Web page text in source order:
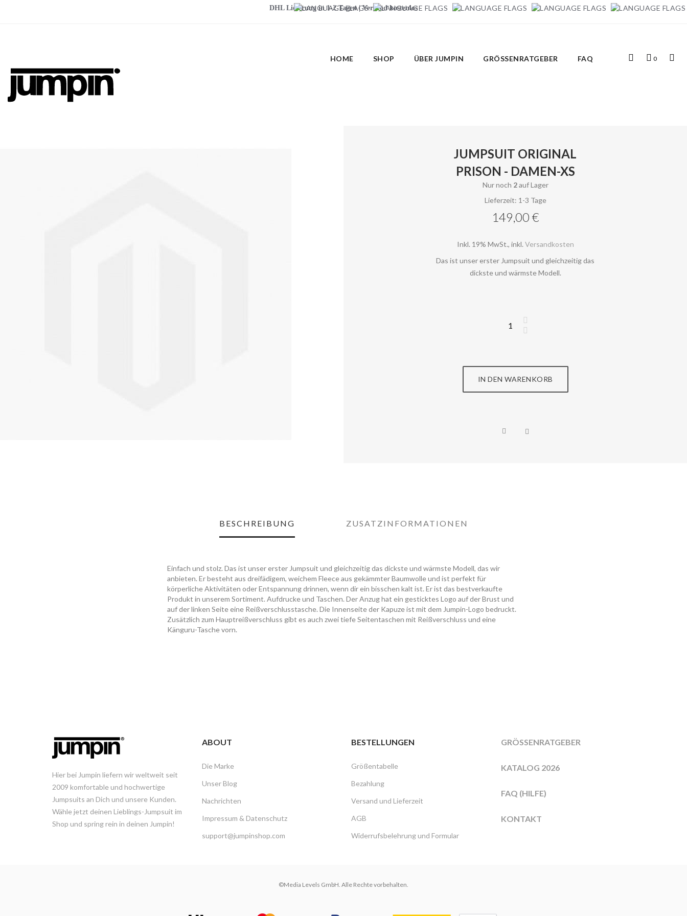
DHL Lieferung in 1-2 Tagen | Versand kostenlos
Mein
0
HOME SHOP ÜBER JUMPIN GRÖSSENRATGEBER FAQ
JUMPSUIT ORIGINAL
PRISON - DAMEN-XS
Nur noch 2auf Lager
Lieferzeit: 1-3 Tage
149,00 €
Inkl. 19% MwSt., inkl. Versandkosten
Das ist unser erster Jumpsuit und gleichzeitig das
dickste und wärmste Modell.
IN DEN WARENKORB
BESCHREIBUNG ZUSATZINFORMATIONEN
Einfach und stolz. Das ist unser erster Jumpsuit und gleichzeitig das dickste und wärmste Modell, das wir
anbieten. Er besteht aus dreifädigem, weichem Fleece aus gekämmter Baumwolle und ist perfekt für
körperliche Aktivitäten oder Entspannung drinnen, wenn dir ein bisschen kalt ist. Er ist das bestverkaufte
Produkt in unserem Sortiment. Aufdrucke und Taschen. Der Anzug hat ein gesticktes Logo auf der Brust und
auf der linken Seite eine Reißverschlusstasche. Die Innenseite der Kapuze ist mit dem Jumpin-Logo bedruckt.
Zusätzlich zum Hauptreißverschluss gibt es auch zwei tiefe Seitentaschen mit Reißverschluss und eine
Känguru-Tasche vorn.
Hier bei Jumpin liefern wir weltweit seit
2009 komfortable und hochwertige
Jumpsuits an Dich und unsere Kunden.
Wähle jetzt deinen Lieblings-Jumpsuit im
Shop und spring rein in deinen Jumpin!
ABOUT
Die Marke
Unser Blog
Nachrichten
Impressum & Datenschutz
support@jumpinshop.com
BESTELLUNGEN
Größentabelle
Bezahlung
Versand und Lieferzeit
AGB
Widerrufsbelehrung und Formular
GRÖSSENRATGEBER
KATALOG 2026
FAQ (HILFE)
KONTAKT
©Media Levels GmbH. Alle Rechte vorbehalten.